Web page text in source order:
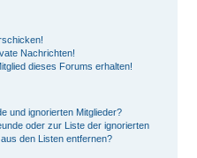
Nachrichten!
dieses Forums erhalten!
und ignorierten Mitglieder?
oder zur Liste der ignorierten
den Listen entfernen?